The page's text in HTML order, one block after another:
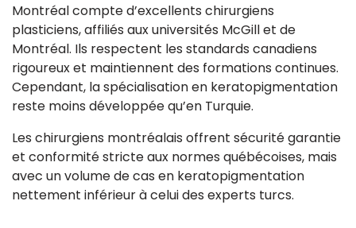
Montréal compte d’excellents chirurgiens
plasticiens, affiliés aux universités McGill et de
Montréal. Ils respectent les standards canadiens
rigoureux et maintiennent des formations continues.
Cependant, la spécialisation en keratopigmentation
reste moins développée qu’en Turquie.
Les chirurgiens montréalais offrent sécurité garantie
et conformité stricte aux normes québécoises, mais
avec un volume de cas en keratopigmentation
nettement inférieur à celui des experts turcs.